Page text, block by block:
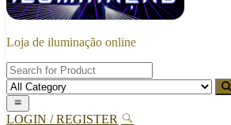
Loja de iluminação online
LOGIN / REGISTER